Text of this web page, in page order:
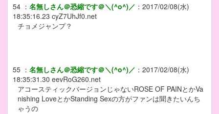
54 ： 名無しさん＠恐縮です＠＼(^o^)／ ： 2017/02/08(水)
18:35:16.23 cyZ7UhJf0.net
チョメジャンプ？
55 ： 名無しさん＠恐縮です＠＼(^o^)／ ： 2017/02/08(水)
18:35:31.30 eevRoG260.net
アコースティックバージョンじゃないROSE OF PAINとかVa
nishing LoveとかStanding Sexの方がファンは聞きたいんち
ゃうの